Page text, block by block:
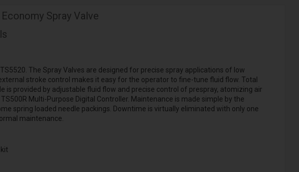
Spray Valve
The Spray Valves are designed for precise spray applications of low
stroke control makes it easy for the operator to fine-tune fluid flow. Total
is provided by adjustable fluid flow and precise control of prespray, atomizing air
Multi-Purpose Digital Controller. Maintenance is made simple by the
spring loaded needle packings. Downtime is virtually eliminated with only one
maintenance.